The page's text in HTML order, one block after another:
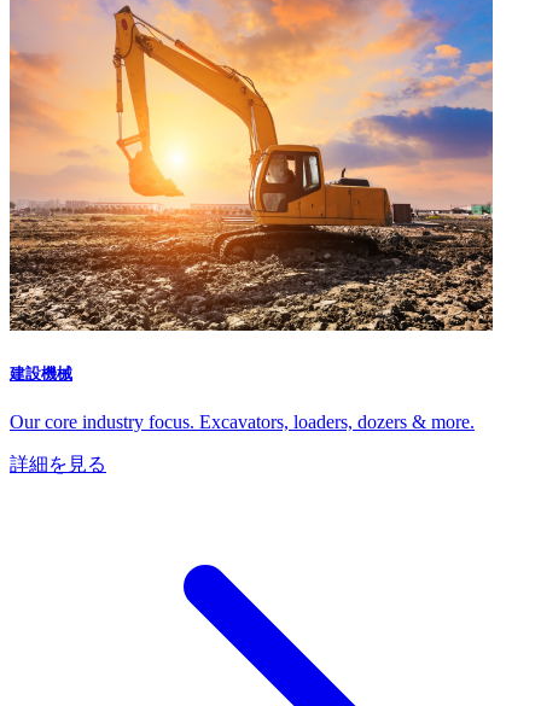
建設機械
Our core industry focus. Excavators, loaders, dozers & more.
詳細を見る